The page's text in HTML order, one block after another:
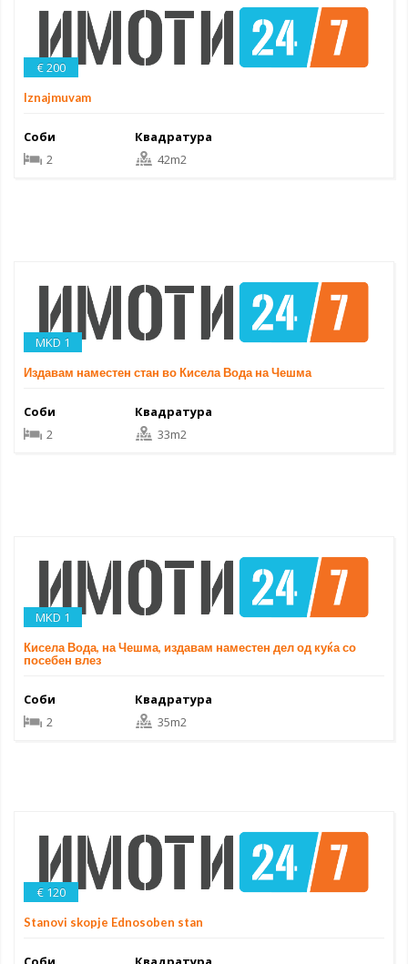
€ 200
Iznajmuvam
Соби
2
Квадратура
42m2
MKD 1
Издавам наместен стан во Кисела Вода на Чешма
Соби
2
Квадратура
33m2
MKD 1
Кисела Вода, на Чешма, издавам наместен дел од куќа со
посебен влез
Соби
2
Квадратура
35m2
€ 120
Stanovi skopje Ednosoben stan